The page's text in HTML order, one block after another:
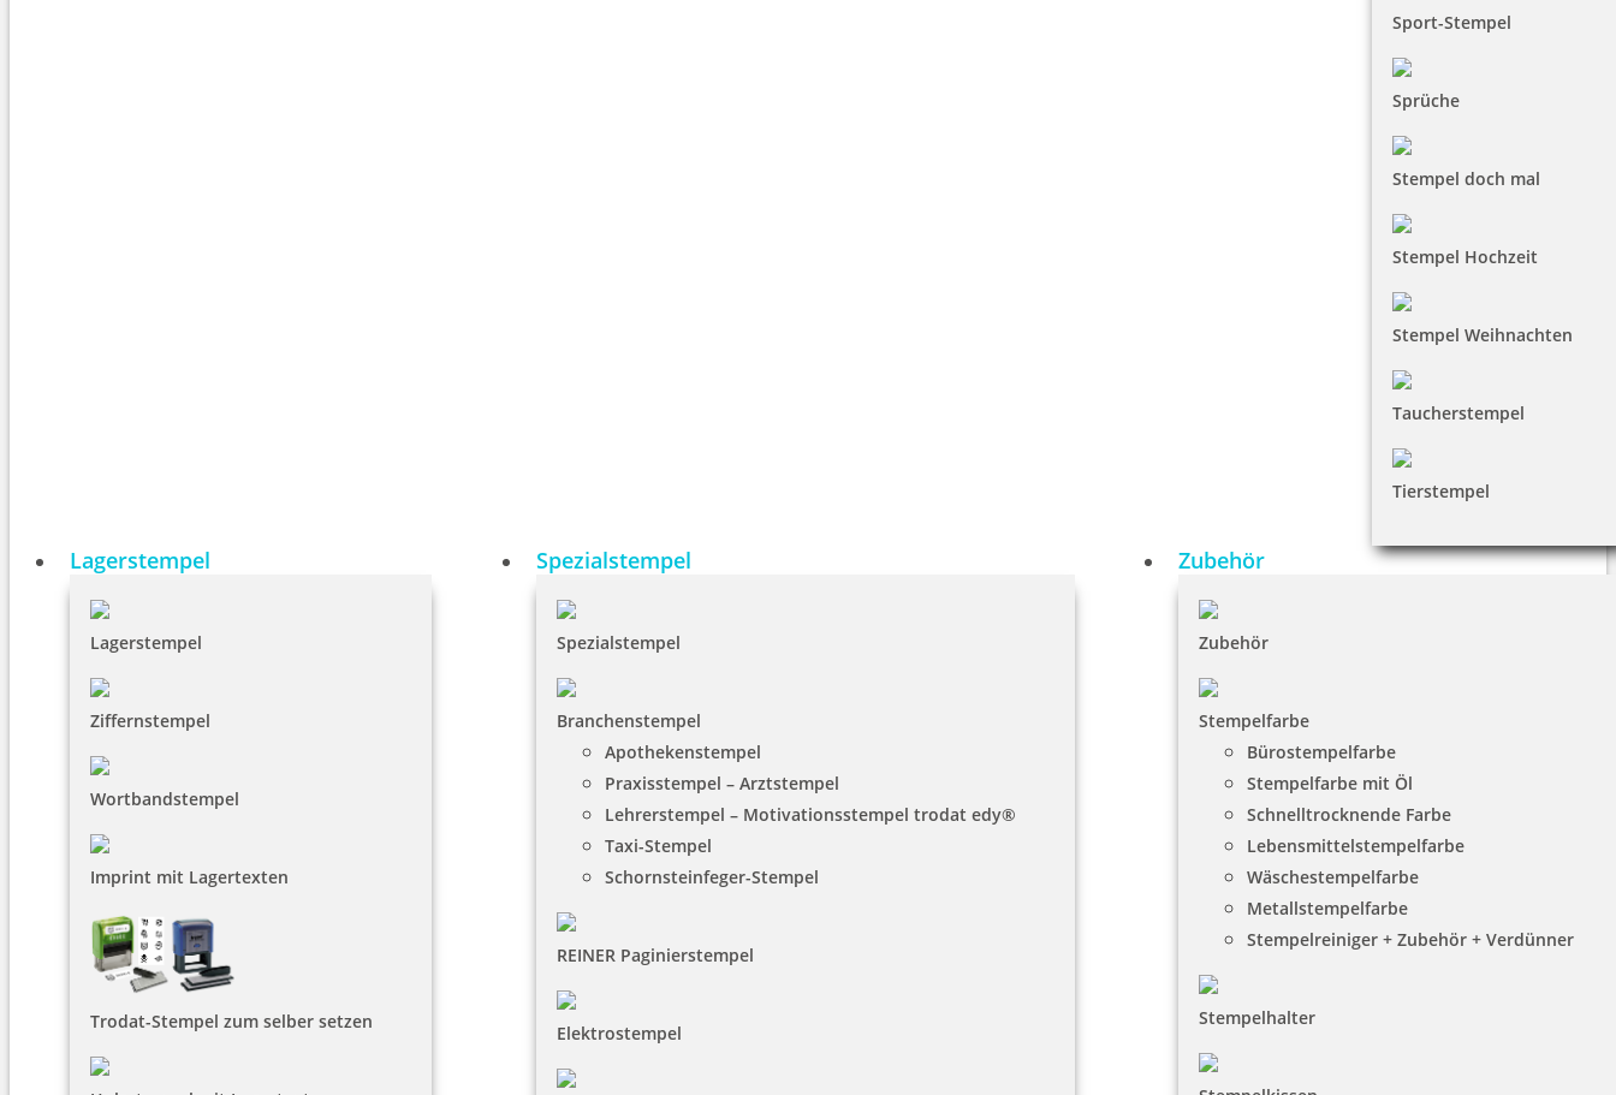
Sport-Stempel
Sprüche
Stempel doch mal
Stempel Hochzeit
Stempel Weihnachten
Taucherstempel
Tierstempel
Lagerstempel
Lagerstempel
Ziffernstempel
Wortbandstempel
Imprint mit Lagertexten
Trodat-Stempel zum selber setzen
Spezialstempel
Spezialstempel
Branchenstempel
Apothekenstempel
Praxisstempel – Arztstempel
Lehrerstempel – Motivationsstempel trodat edy®
Taxi-Stempel
Schornsteinfeger-Stempel
REINER Paginierstempel
Elektrostempel
Zubehör
Zubehör
Stempelfarbe
Bürostempelfarbe
Stempelfarbe mit Öl
Schnelltrocknende Farbe
Lebensmittelstempelfarbe
Wäschestempelfarbe
Metallstempelfarbe
Stempelreiniger + Zubehör + Verdünner
Stempelhalter